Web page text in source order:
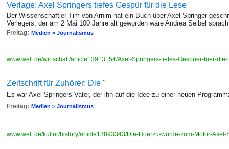
Verlage: Axel Springers tiefes Gespür für die Lese
Der Wissenschaftler Tim von Arnim hat ein Buch über Axel Springer
Verlegers, der am 2 Mai 100 Jahre alt geworden wäre Andrea Seibel
Freitag: Medien > Journalismus
www.welt.de/wirtschaft/article13913154/Axel-Springers-tiefes-Gespuer-fuer-
Zeitschrift für Zuhörer: Die "
Es war Axel Springers Vater, der ihn auf die Idee zu einer neuen
Freitag: Medien > Journalismus
www.welt.de/kultur/history/article13893343/Die-Hoerzu-wurde-zum-Motor-